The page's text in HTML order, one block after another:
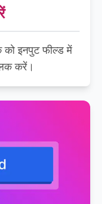
को इनपुट फील्ड में
करें।